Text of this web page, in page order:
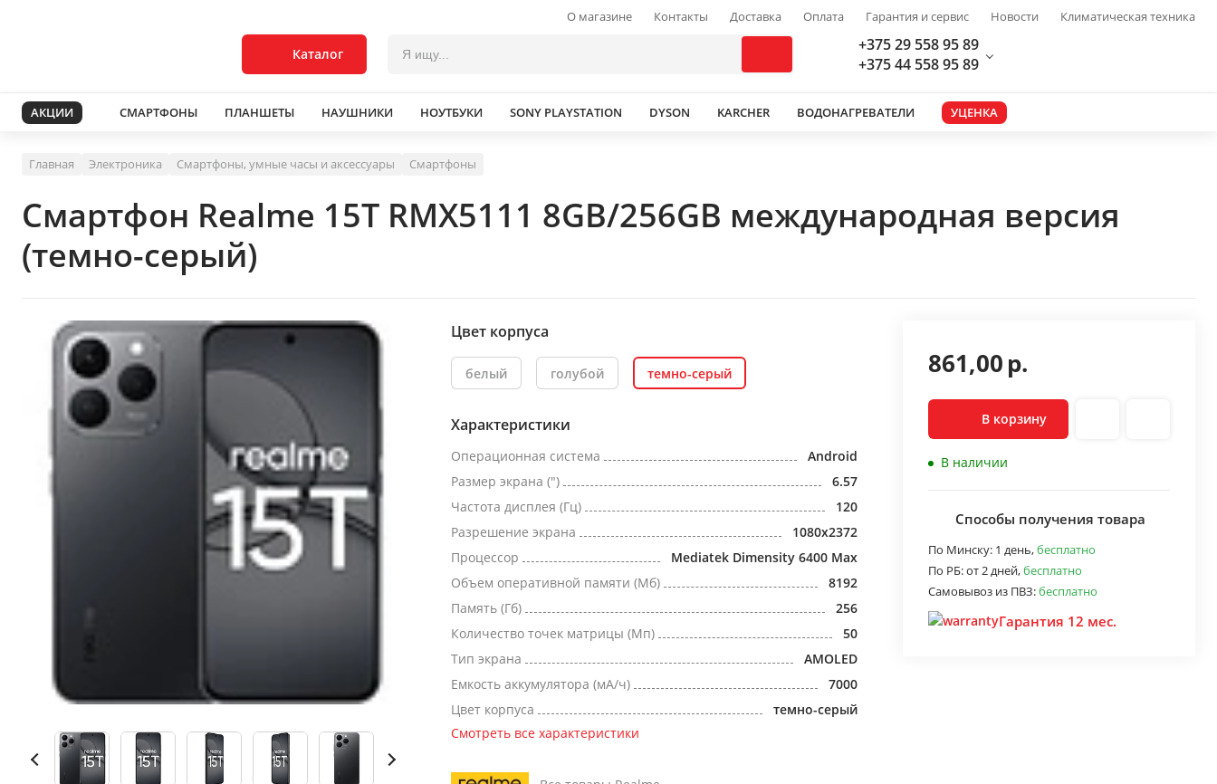
О магазине Контакты Доставка Оплата Гарантия и сервис Новости Климатическая техника
Каталог
+375 29 558 95 89
+375 44 558 95 89
АКЦИИ СМАРТФОНЫ ПЛАНШЕТЫ НАУШНИКИ НОУТБУКИ SONY PLAYSTATION DYSON KARCHER ВОДОНАГРЕВАТЕЛИ УЦЕНКА
Главная Электроника Смартфоны, умные часы и аксессуары Смартфоны
Смартфон Realme 15T RMX5111 8GB/256GB международная версия
(темно-серый)
Цвет корпуса
белый голубой темно-серый
Характеристики
Операционная система
Android
Размер экрана (")
6.57
Частота дисплея (Гц)
120
Разрешение экрана
1080x2372
Процессор
Mediatek Dimensity 6400 Max
Объем оперативной памяти (Мб)
8192
Память (Гб)
256
Количество точек матрицы (Мп)
50
Тип экрана
AMOLED
Емкость аккумулятора (мА/ч)
7000
Цвет корпуса
темно-серый
Смотреть все характеристики
861,00р.
В корзину
В наличии
Способы получения товара
По Минску: 1 день,бесплатно
По РБ:от 2 дней,бесплатно
Самовывоз из ПВЗ:бесплатно
Гарантия 12 мес.